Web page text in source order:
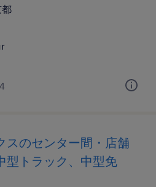
スのセンター間・店舗
型トラック、中型免